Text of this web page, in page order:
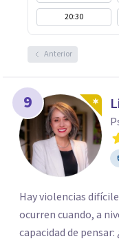
20:30
Anterior
9
Hay violencias
ocurren cuando, a
capacidad de pensar: